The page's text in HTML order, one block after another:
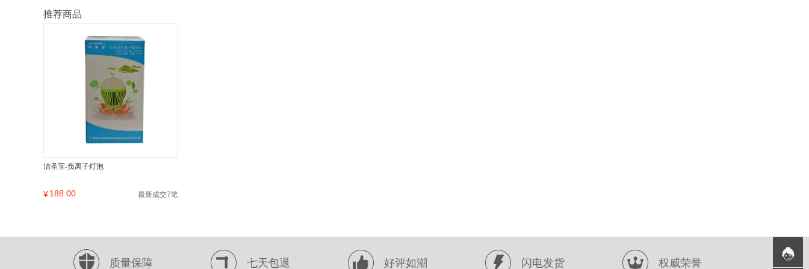
推荐商品
洁圣宝-负离子灯泡
¥188.00 最新成交7笔
质量保障 七天包退 好评如潮 闪电发货 权威荣誉